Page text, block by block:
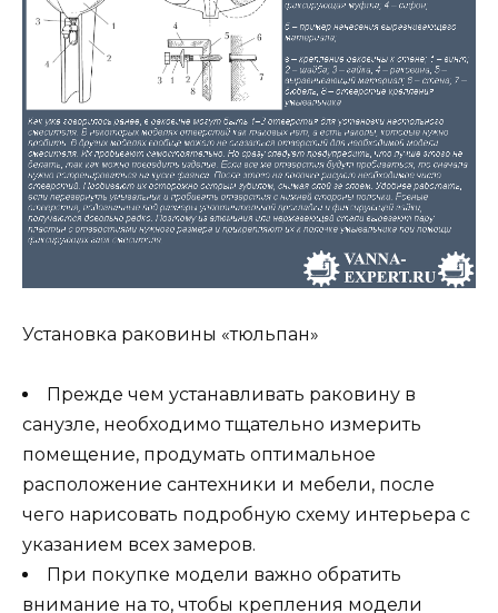
Установка раковины «тюльпан»
Прежде чем устанавливать раковину в
санузле, необходимо тщательно измерить
помещение, продумать оптимальное
расположение сантехники и мебели, после
чего нарисовать подробную схему интерьера с
указанием всех замеров.
При покупке модели важно обратить
внимание на то, чтобы крепления модели